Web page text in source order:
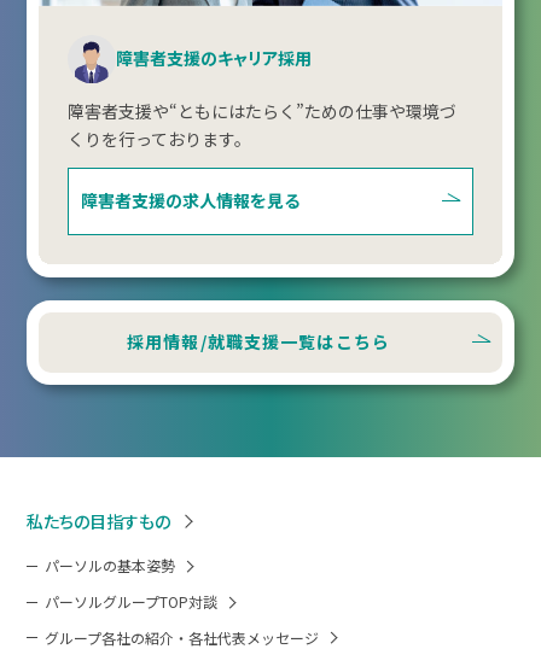
障害者支援のキャリア採用
障害者支援や“ともにはたらく”ための仕事や環境づ
くりを行っております。
障害者支援の求人情報を見る
採用情報/就職支援一覧はこちら
私たちの目指すもの
パーソルの基本姿勢
パーソルグループTOP対談
グループ各社の紹介・各社代表メッセージ